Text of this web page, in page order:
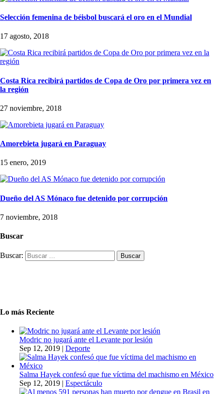
Selección femenina de béisbol buscará el oro en el Mundial
17 agosto, 2018
Costa Rica recibirá partidos de Copa de Oro por primera vez en
la región
27 noviembre, 2018
Amorebieta jugará en Paraguay
15 enero, 2019
Dueño del AS Mónaco fue detenido por corrupción
7 noviembre, 2018
Buscar
Buscar:
Lo más Reciente
Modric no jugará ante el Levante por lesión
Sep 12, 2019 | Deporte
Salma Hayek confesó que fue víctima del machismo en México
Sep 12, 2019 | Espectáculo